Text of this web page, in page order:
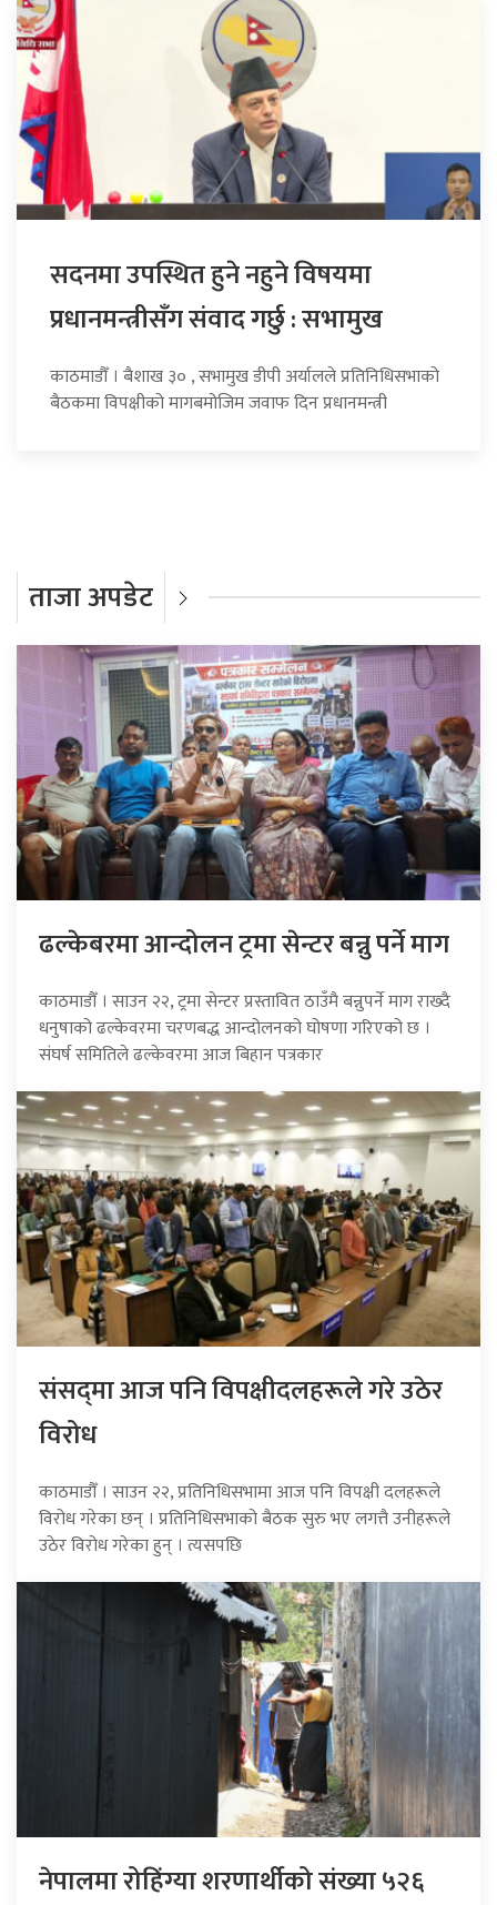
सदनमा उपस्थित हुने नहुने विषयमा
प्रधानमन्त्रीसँग संवाद गर्छु : सभामुख
काठमाडौँ । बैशाख ३० , सभामुख डीपी अर्यालले प्रतिनिधिसभाको
बैठकमा विपक्षीको मागबमोजिम जवाफ दिन प्रधानमन्त्री
ताजा अपडेट
ढल्केबरमा आन्दोलन ट्रमा सेन्टर बन्नु पर्ने माग
काठमाडौँ । साउन २२, ट्रमा सेन्टर प्रस्तावित ठाउँमै बन्नुपर्ने माग राख्दै
धनुषाको ढल्केवरमा चरणबद्ध आन्दोलनको घोषणा गरिएको छ ।
संघर्ष समितिले ढल्केवरमा आज बिहान पत्रकार
संसद्‍मा आज पनि विपक्षीदलहरूले गरे उठेर
विरोध
काठमाडौँ । साउन २२, प्रतिनिधिसभामा आज पनि विपक्षी दलहरूले
विरोध गरेका छन् । प्रतिनिधिसभाको बैठक सुरु भए लगत्तै उनीहरूले
उठेर विरोध गरेका हुन् । त्यसपछि
नेपालमा रोहिंग्या शरणार्थीको संख्या ५२६